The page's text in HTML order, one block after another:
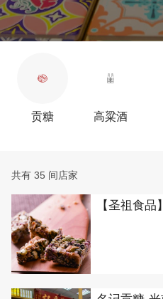
贡糖 高粱酒
共有 35 间店家
【圣祖食